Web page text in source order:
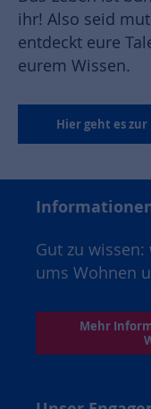
ihr! Also seid
entdeckt eure
eurem Wissen.
Hier geht es zur
Gut zu
ums Wohnen
Mehr